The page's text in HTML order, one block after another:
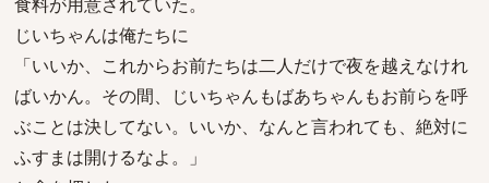
じいちゃんは俺たちに
「いいか、これからお前たちは二人だけで夜を越えなけれ
ばいかん。その間、じいちゃんもばあちゃんもお前らを呼
ぶことは決してない。いいか、なんと言われても、絶対に
ふすまは開けるなよ。」